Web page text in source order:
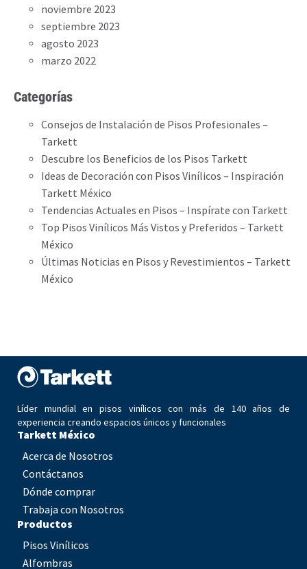
noviembre 2023
septiembre 2023
agosto 2023
marzo 2022
Categorías
Consejos de Instalación de Pisos Profesionales –
Tarkett
Descubre los Beneficios de los Pisos Tarkett
Ideas de Decoración con Pisos Vinílicos – Inspiración
Tarkett México
Tendencias Actuales en Pisos – Inspírate con Tarkett
Top Pisos Vinílicos Más Vistos y Preferidos – Tarkett
México
Últimas Noticias en Pisos y Revestimientos – Tarkett
México
Líder mundial en pisos vinílicos con más de 140 años de
experiencia creando espacios únicos y funcionales
Tarkett México
Acerca de Nosotros
Contáctanos
Dónde comprar
Trabaja con Nosotros
Productos
Pisos Vinílicos
Alfombras